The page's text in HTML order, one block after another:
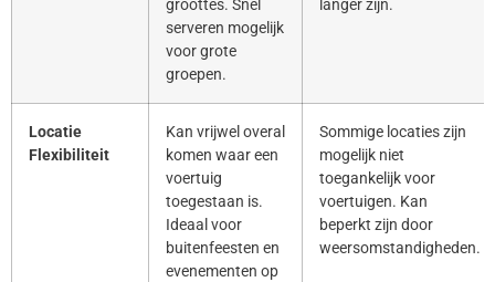
groottes. Snel
serveren mogelijk
voor grote
groepen.
langer zijn.
Locatie
Flexibiliteit
Kan vrijwel overal
komen waar een
voertuig
toegestaan is.
Ideaal voor
buitenfeesten en
evenementen op
Sommige locaties zijn
mogelijk niet
toegankelijk voor
voertuigen. Kan
beperkt zijn door
weersomstandigheden.